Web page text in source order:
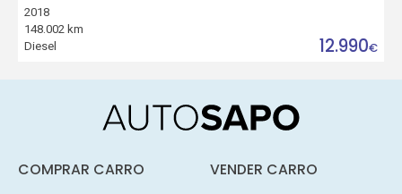
2018
148.002 km
Diesel
12.990€
COMPRAR CARRO VENDER CARRO